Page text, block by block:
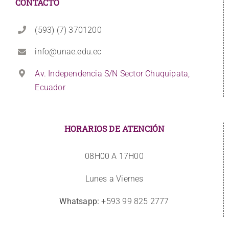
(593) (7) 3701200
info@unae.edu.ec
Av. Independencia S/N Sector Chuquipata,
Ecuador
HORARIOS DE ATENCIÓN
08H00 A 17H00
Lunes a Viernes
Whatsapp: +593 99 825 2777